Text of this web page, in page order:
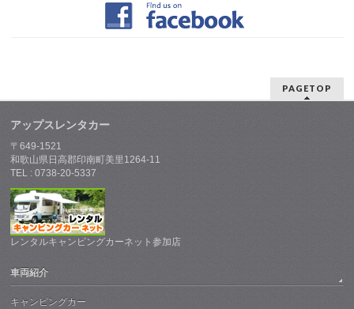
PAGETOP
アップスレンタカー
〒649-1521
和歌山県日高郡印南町美里1264-11
TEL : 0738-20-5337
レンタルキャンピングカーネット参加店
車両紹介
キャンピングカー